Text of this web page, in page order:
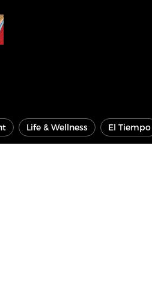
Life & Wellness El Tiempo